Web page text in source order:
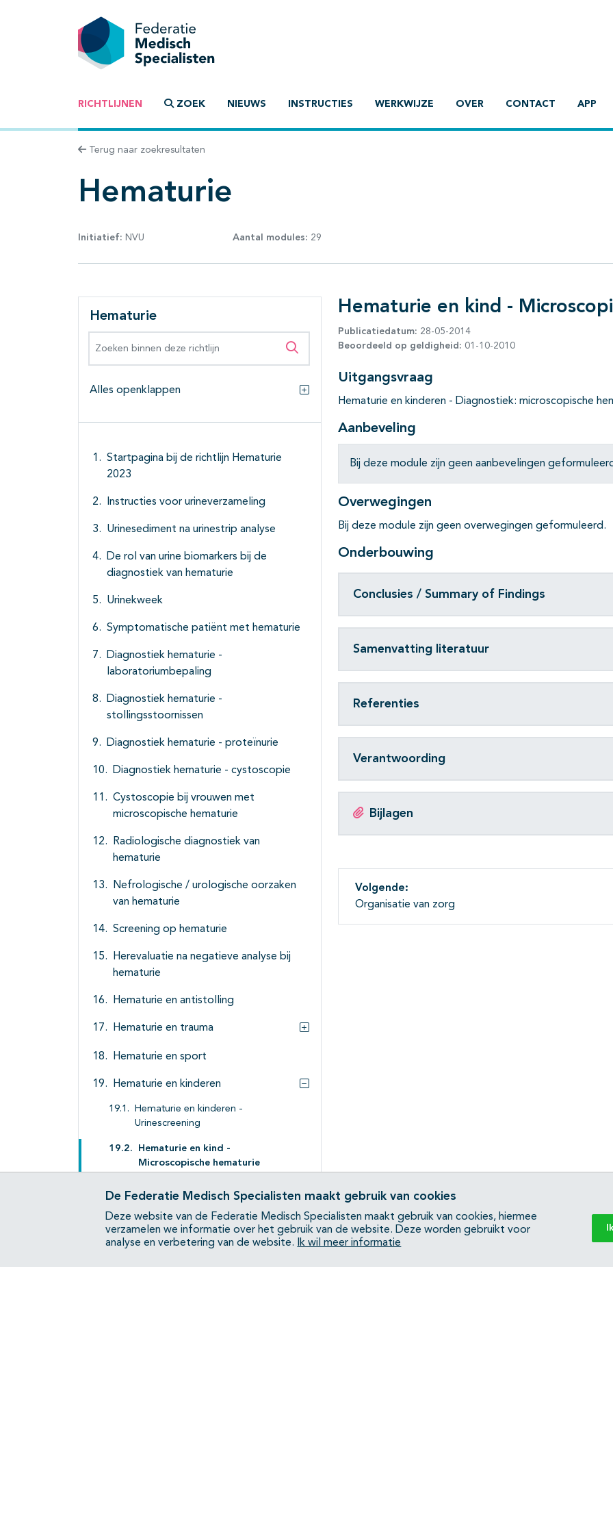
RICHTLIJNEN ZOEK NIEUWS INSTRUCTIES WERKWIJZE OVER CONTACT APP
Terug naar zoekresultaten
Hematurie
Initiatief: NVU Aantal modules: 29
Hematurie
Zoeken binnen deze richtlijn
Alles openklappen
Alles openklappen
Startpagina bij de richtlijn Hematurie
2023
Instructies voor urineverzameling
Urinesediment na urinestrip analyse
De rol van urine biomarkers bij de
diagnostiek van hematurie
Urinekweek
Symptomatische patiënt met hematurie
Diagnostiek hematurie -
laboratoriumbepaling
Diagnostiek hematurie -
stollingsstoornissen
Diagnostiek hematurie - proteïnurie
Diagnostiek hematurie - cystoscopie
Cystoscopie bij vrouwen met
microscopische hematurie
Radiologische diagnostiek van
hematurie
Nefrologische / urologische oorzaken
van hematurie
Screening op hematurie
Herevaluatie na negatieve analyse bij
hematurie
Hematurie en antistolling
Hematurie en trauma
Hematurie en sport
Hematurie en kinderen
Hematurie en kinderen -
Urinescreening
Hematurie en kind -
Microscopische hematurie
Hematurie en kind - Macroscopische
hematurie
Hematurie en kinderen - Zeldzame
aandoeningen
Hematurie en kinderen - Trauma
Hematurie en kind -
Publicatiedatum: 28-05-2014
Beoordeeld op geldigheid: 01-10-2010
Uitgangsvraag
Hematurie en kinderen - Diagnostiek: microscopische
Aanbeveling
Bij deze module zijn geen aanbevelingen
Overwegingen
Bij deze module zijn geen overwegingen geformuleerd.
Onderbouwing
Conclusies / Summary of Findings
Samenvatting literatuur
Referenties
Verantwoording
Bijlagen
Volgende:
Organisatie van zorg
De Federatie Medisch Specialisten maakt gebruik van cookies
Deze website van de Federatie Medisch Specialisten maakt gebruik van cookies, hiermee
verzamelen we informatie over het gebruik van de website. Deze worden gebruikt voor
analyse en verbetering van de website.
Ik wil meer informatie